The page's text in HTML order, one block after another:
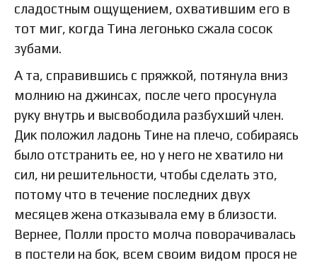
сладостным ощущением, охватившим его в
тот миг, когда Тина легонько сжала сосок
зубами.
А та, справившись с пряжкой, потянула вниз
молнию на джинсах, после чего просунула
руку внутрь и высвободила разбухший член.
Дик положил ладонь Тине на плечо, собираясь
было отстранить ее, но у него не хватило ни
сил, ни решительности, чтобы сделать это,
потому что в течение последних двух
месяцев жена отказывала ему в близости.
Вернее, Полли просто молча поворачивалась
в постели на бок, всем своим видом прося не